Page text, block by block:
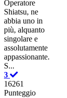
Operatore
Shiatsu, ne
abbia uno in
più, alquanto
singolare e
assolutamente
appassionante.
S...
3
16261
Punteggio